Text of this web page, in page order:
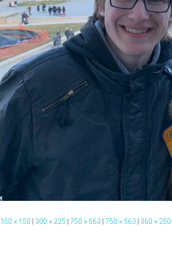
150 × 150 300 × 225 750 × 563 750 × 563 360 × 250